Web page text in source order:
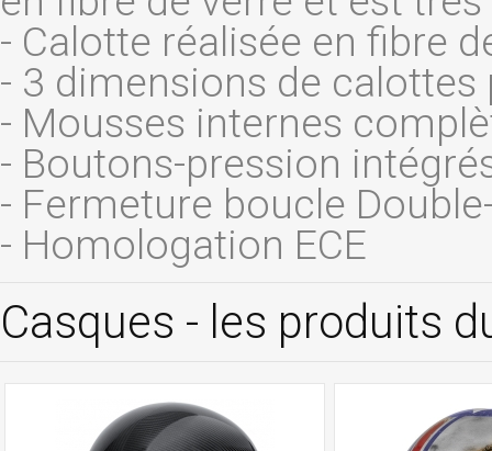
- Calotte réalisée en fibre
- 3 dimensions de
- Mousses internes
- Boutons-pression
- Fermeture boucle
- Homologation ECE
Casques - les produits